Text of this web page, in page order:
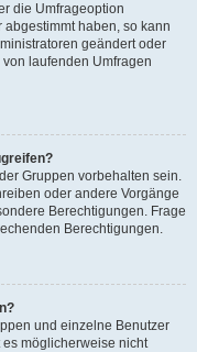
die Umfrageoption
haben, so kann
geändert oder
laufenden Umfragen
Gruppen vorbehalten sein.
oder andere Vorgänge
Berechtigungen. Frage
Berechtigungen.
und einzelne Benutzer
möglicherweise nicht